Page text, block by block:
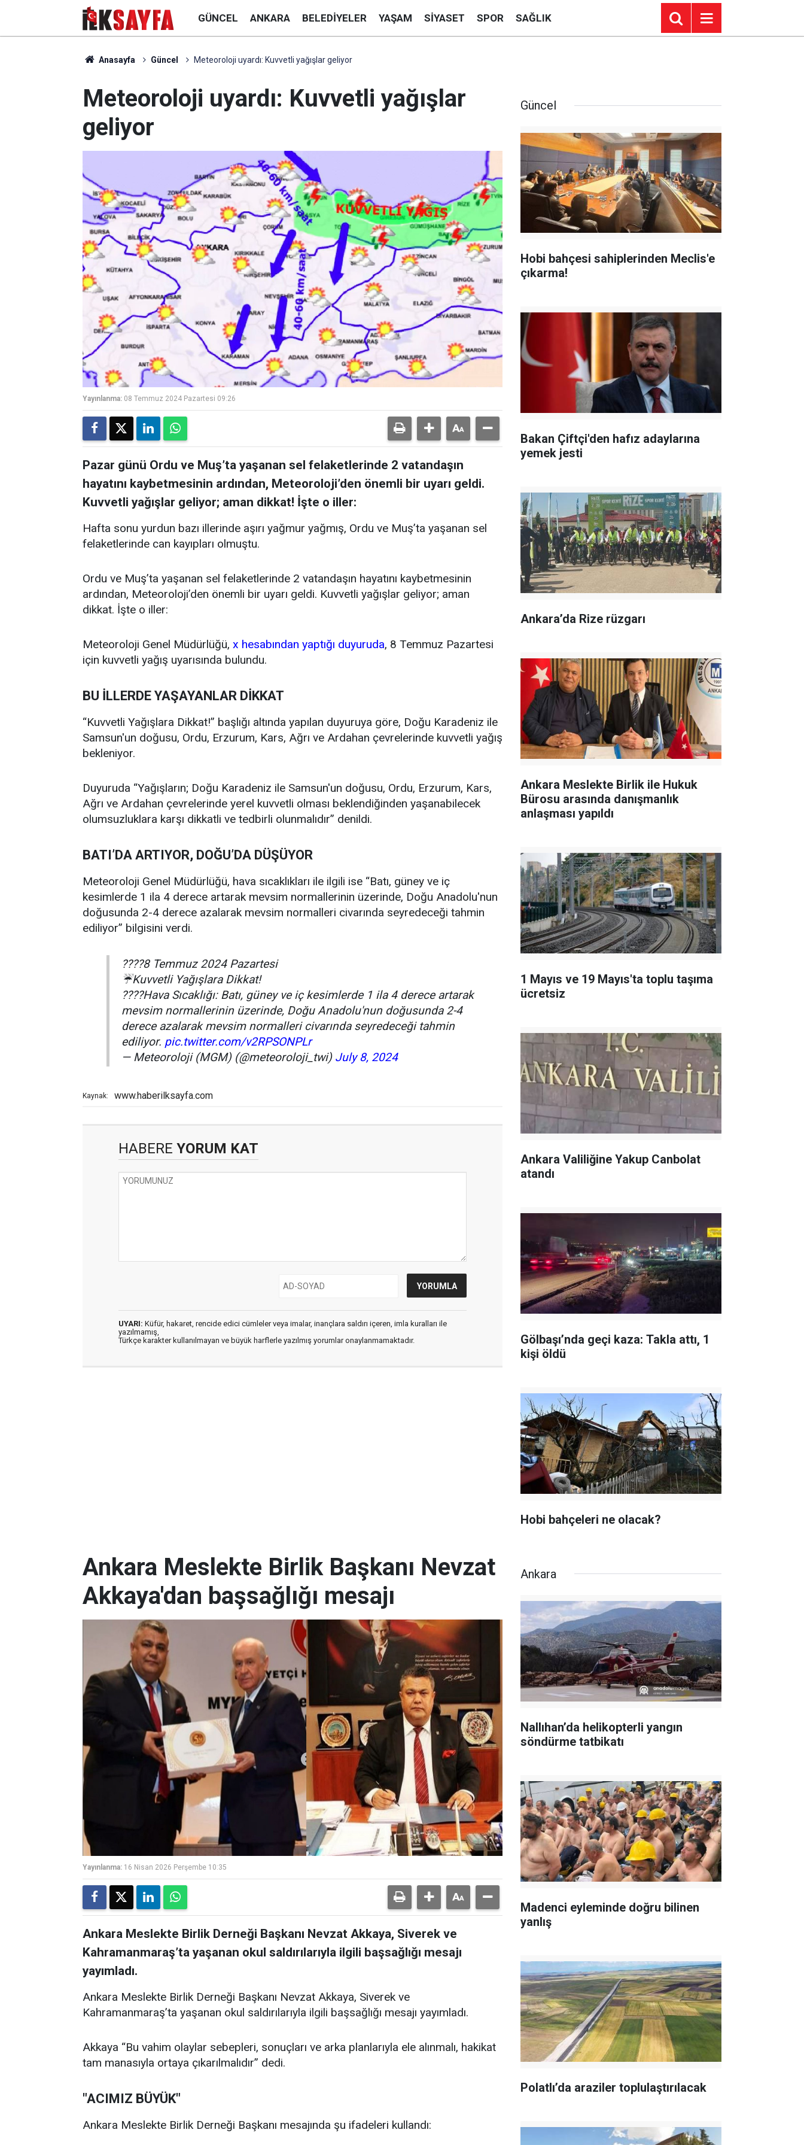
GÜNCEL ANKARA BELEDIYELER YAŞAM SIYASET SPOR SAĞLIK
Anasayfa Güncel Meteoroloji uyardı: Kuvvetli yağışlar geliyor
Meteoroloji uyardı: Kuvvetli yağışlar
geliyor
Yayınlanma: 08 Temmuz 2024 Pazartesi 09:26
Pazar günü Ordu ve Muş’ta yaşanan sel felaketlerinde 2 vatandaşın
hayatını kaybetmesinin ardından, Meteoroloji’den önemli bir uyarı geldi.
Kuvvetli yağışlar geliyor; aman dikkat! İşte o iller:
Hafta sonu yurdun bazı illerinde aşırı yağmur yağmış, Ordu ve Muş’ta yaşanan sel
felaketlerinde can kayıpları olmuştu.
Ordu ve Muş’ta yaşanan sel felaketlerinde 2 vatandaşın hayatını kaybetmesinin
ardından, Meteoroloji’den önemli bir uyarı geldi. Kuvvetli yağışlar geliyor; aman
dikkat. İşte o iller:
Meteoroloji Genel Müdürlüğü, x hesabından yaptığı duyuruda, 8 Temmuz Pazartesi
için kuvvetli yağış uyarısında bulundu.
BU İLLERDE YAŞAYANLAR DİKKAT
“Kuvvetli Yağışlara Dikkat!” başlığı altında yapılan duyuruya göre, Doğu Karadeniz ile
Samsun'un doğusu, Ordu, Erzurum, Kars, Ağrı ve Ardahan çevrelerinde kuvvetli yağış
bekleniyor.
Duyuruda “Yağışların; Doğu Karadeniz ile Samsun'un doğusu, Ordu, Erzurum, Kars,
Ağrı ve Ardahan çevrelerinde yerel kuvvetli olması beklendiğinden yaşanabilecek
olumsuzluklara karşı dikkatli ve tedbirli olunmalıdır” denildi.
BATI’DA ARTIYOR, DOĞU’DA DÜŞÜYOR
Meteoroloji Genel Müdürlüğü, hava sıcaklıkları ile ilgili ise “Batı, güney ve iç
kesimlerde 1 ila 4 derece artarak mevsim normallerinin üzerinde, Doğu Anadolu'nun
doğusunda 2-4 derece azalarak mevsim normalleri civarında seyredeceği tahmin
ediliyor” bilgisini verdi.
????8 Temmuz 2024 Pazartesi
☔Kuvvetli Yağışlara Dikkat!
????️Hava Sıcaklığı: Batı, güney ve iç kesimlerde 1 ila 4 derece artarak
mevsim normallerinin üzerinde, Doğu Anadolu'nun doğusunda 2-4
derece azalarak mevsim normalleri civarında seyredeceği tahmin
ediliyor. pic.twitter.com/v2RPSONPLr
— Meteoroloji (MGM) (@meteoroloji_twi) July 8, 2024
Kaynak: www.haberilksayfa.com
HABERE YORUM KAT
UYARI: Küfür, hakaret, rencide edici cümleler veya imalar, inançlara saldırı içeren, imla kuralları ile
yazılmamış,
Türkçe karakter kullanılmayan ve büyük harflerle yazılmış yorumlar onaylanmamaktadır.
Güncel
Hobi bahçesi sahiplerinden Meclis'e
çıkarma!
Bakan Çiftçi'den hafız adaylarına
yemek jesti
Ankara’da Rize rüzgarı
Ankara Meslekte Birlik ile Hukuk
Bürosu arasında danışmanlık
anlaşması yapıldı
1 Mayıs ve 19 Mayıs'ta toplu taşıma
ücretsiz
Ankara Valiliğine Yakup Canbolat
atandı
Gölbaşı’nda geçi kaza: Takla attı, 1
kişi öldü
Hobi bahçeleri ne olacak?
Ankara Meslekte Birlik Başkanı Nevzat
Akkaya'dan başsağlığı mesajı
Yayınlanma: 16 Nisan 2026 Perşembe 10:35
Ankara Meslekte Birlik Derneği Başkanı Nevzat Akkaya, Siverek ve
Kahramanmaraş’ta yaşanan okul saldırılarıyla ilgili başsağlığı mesajı
yayımladı.
Ankara Meslekte Birlik Derneği Başkanı Nevzat Akkaya, Siverek ve
Kahramanmaraş’ta yaşanan okul saldırılarıyla ilgili başsağlığı mesajı yayımladı.
Akkaya “Bu vahim olaylar sebepleri, sonuçları ve arka planlarıyla ele alınmalı, hakikat
tam manasıyla ortaya çıkarılmalıdır” dedi.
"ACIMIZ BÜYÜK"
Ankara Meslekte Birlik Derneği Başkanı mesajında şu ifadeleri kullandı:
Ankara
Nallıhan’da helikopterli yangın
söndürme tatbikatı
Madenci eyleminde doğru bilinen
yanlış
Polatlı’da araziler toplulaştırılacak